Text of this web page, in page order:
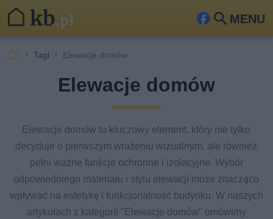
MENU
Fa Szu
Tagi Elewacje domów
Elewacje domów
Elewacje domów to kluczowy element, który nie tylko
decyduje o pierwszym wrażeniu wizualnym, ale również
pełni ważne funkcje ochronne i izolacyjne. Wybór
odpowiedniego materiału i stylu elewacji może znacząco
wpływać na estetykę i funkcjonalność budynku. W naszych
artykułach z kategorii "Elewacje domów" omówimy